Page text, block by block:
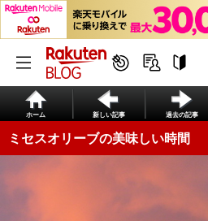
ホーム 新しい記事 過去の記事
ミセスオリーブの美味しい時間